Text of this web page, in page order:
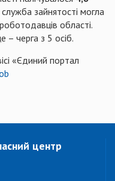
зайнятості могла
області.
– черга з 5 осіб.
«Єдиний портал
центр